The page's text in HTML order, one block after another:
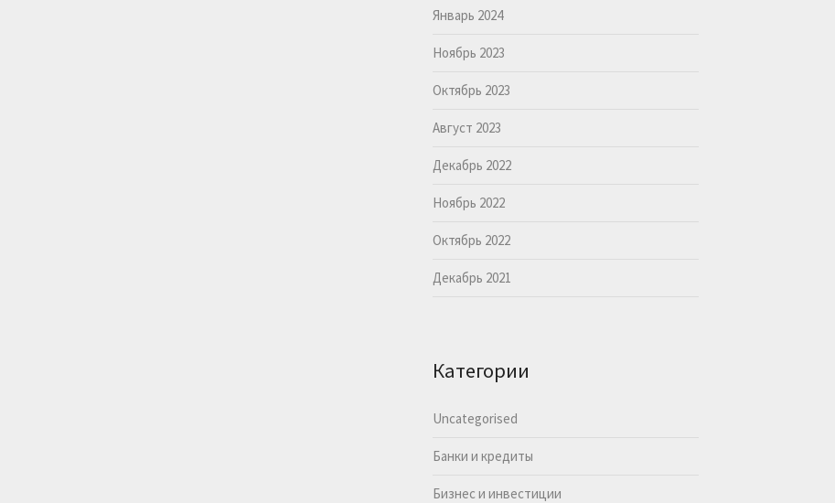
Январь 2024
Ноябрь 2023
Октябрь 2023
Август 2023
Декабрь 2022
Ноябрь 2022
Октябрь 2022
Декабрь 2021
Категории
Uncategorised
Банки и кредиты
Бизнес и инвестиции